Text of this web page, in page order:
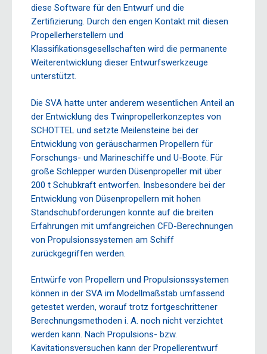
diese Software für den Entwurf und die
Zertifizierung. Durch den engen Kontakt mit diesen
Propellerherstellern und
Klassifikationsgesellschaften wird die permanente
Weiterentwicklung dieser Entwurfswerkzeuge
unterstützt.
Die SVA hatte unter anderem wesentlichen Anteil an
der Entwicklung des Twinpropellerkonzeptes von
SCHOTTEL und setzte Meilensteine bei der
Entwicklung von geräuscharmen Propellern für
Forschungs- und Marineschiffe und U-Boote. Für
große Schlepper wurden Düsenpropeller mit über
200 t Schubkraft entworfen. Insbesondere bei der
Entwicklung von Düsenpropellern mit hohen
Standschubforderungen konnte auf die breiten
Erfahrungen mit umfangreichen CFD-Berechnungen
von Propulsionssystemen am Schiff
zurückgegriffen werden.
Entwürfe von Propellern und Propulsionssystemen
können in der SVA im Modellmaßstab umfassend
getestet werden, worauf trotz fortgeschrittener
Berechnungsmethoden i. A. noch nicht verzichtet
werden kann. Nach Propulsions- bzw.
Kavitationsversuchen kann der Propellerentwurf